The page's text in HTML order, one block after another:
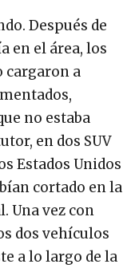
Después de
en el área, los
cargaron a
no estaba
en dos SUV
Estados Unidos
cortado en la
Una vez con
dos vehículos
a lo largo de la